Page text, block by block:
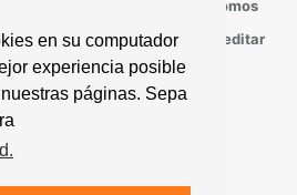
en su computador
experiencia posible
páginas. Sepa
Quienes Somos
Versículos Para Meditar
Asociación Mundial
Política de Privacidad